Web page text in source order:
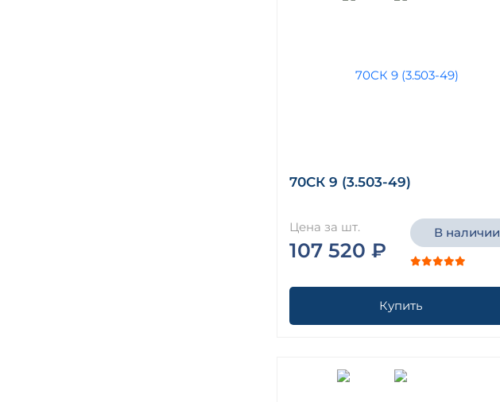
70СК 9 (3.503-49)
Цена за шт.
107 520 ₽
В наличии
Купить